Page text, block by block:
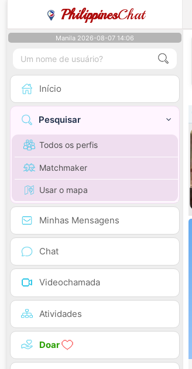
PhilippinesChat
Manila 2026-08-07 14:06
Início
Pesquisar
Todos os perfis
Matchmaker
Usar o mapa
Minhas Mensagens
Chat
Videochamada
Atividades
Doar